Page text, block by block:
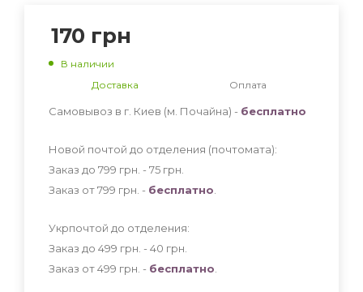
170 грн
В наличии
Доставка
Оплата
Самовывоз в г. Киев (м. Почайна) - бесплатно
Новой почтой до отделения (почтомата):
Заказ до 799 грн. - 75 грн
Заказ от 799 грн. - бесплатно
Укрпочтой до отделения:
Заказ до 499 грн. - 40 грн
Заказ от 499 грн. - бесплатно